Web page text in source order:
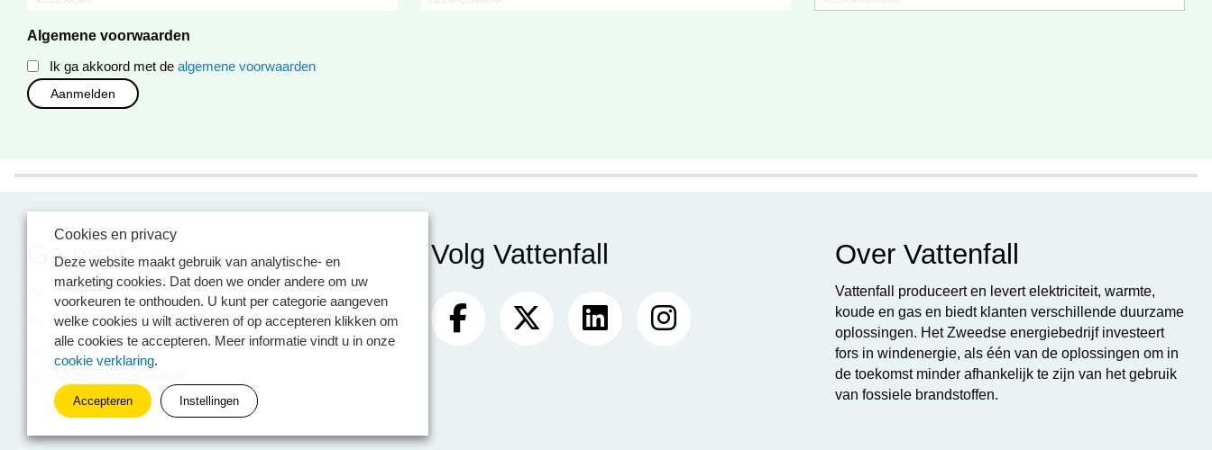
Algemene voorwaarden
Ik ga akkoord met de algemene voorwaarden
Ga naar
Vattenfall
Privacy
Disclaimer
Volg Vattenfall Over Vattenfall
Vattenfall produceert en levert elektriciteit, warmte,
koude en gas en biedt klanten verschillende duurzame
oplossingen. Het Zweedse energiebedrijf investeert
fors in windenergie, als één van de oplossingen om in
de toekomst minder afhankelijk te zijn van het gebruik
van fossiele brandstoffen.
Cookies en privacy
Deze website maakt gebruik van analytische- en
marketing cookies. Dat doen we onder andere om uw
voorkeuren te onthouden. U kunt per categorie aangeven
welke cookies u wilt activeren of op accepteren klikken om
alle cookies te accepteren. Meer informatie vindt u in onze
cookie verklaring.
Accepteren Instellingen